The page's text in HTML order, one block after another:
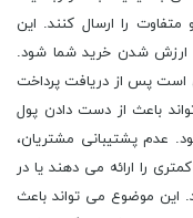
را ارسال کنند. این
ارزش شدن خرید شما شود.
است پس از دریافت پرداخت
باعث از دست دادن پول
عدم پشتیبانی مشتریان،
را ارائه می دهند یا در
این موضوع می تواند باعث